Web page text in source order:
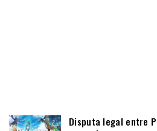
Disputa legal entre